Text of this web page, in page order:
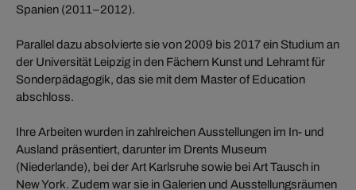
Spanien (2011–2012).
Parallel dazu absolvierte sie von 2009 bis 2017 ein Studium an
der Universität Leipzig in den Fächern Kunst und Lehramt für
Sonderpädagogik, das sie mit dem Master of Education
abschloss.
Ihre Arbeiten wurden in zahlreichen Ausstellungen im In- und
Ausland präsentiert, darunter im Drents Museum
(Niederlande), bei der Art Karlsruhe sowie bei Art Tausch in
New York. Zudem war sie in Galerien und Ausstellungsräumen